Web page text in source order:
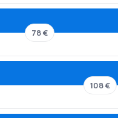
78 €
108 €